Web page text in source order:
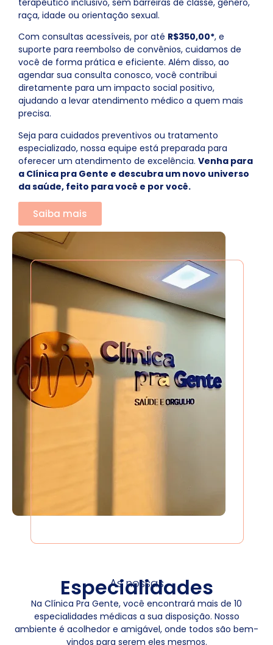
terapêutico inclusivo, sem barreiras de classe, gênero,
raça, idade ou orientação sexual.
Com consultas acessíveis, por até R$350,00*, e
suporte para reembolso de convênios, cuidamos de
você de forma prática e eficiente. Além disso, ao
agendar sua consulta conosco, você contribui
diretamente para um impacto social positivo,
ajudando a levar atendimento médico a quem mais
precisa.
Seja para cuidados preventivos ou tratamento
especializado, nossa equipe está preparada para
oferecer um atendimento de excelência. Venha para
a Clínica pra Gente e descubra um novo universo
da saúde, feito para você e por você.
Saiba mais
As nossas
Especialidades
Na Clínica Pra Gente, você encontrará mais de 10
especialidades médicas a sua disposição. Nosso
ambiente é acolhedor e amigável, onde todos são bem-
vindos para serem eles mesmos.